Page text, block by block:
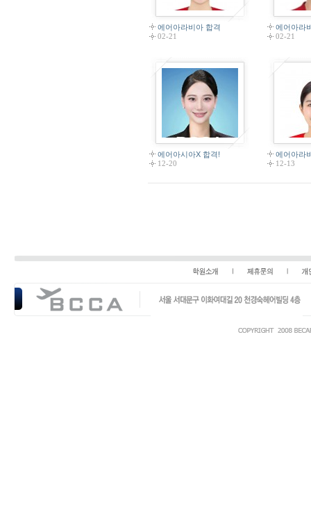
에어아라비아 합격
02-21
에어아라
02-21
에어아시아X 합격!
12-20
에어아라
12-13